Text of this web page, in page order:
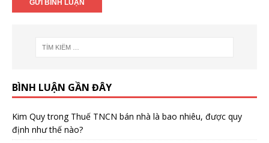
BÌNH LUẬN GẦN ĐÂY
Kim Quytrong Thuế TNCN bán nhà là bao nhiêu, được quy
định như thế nào?